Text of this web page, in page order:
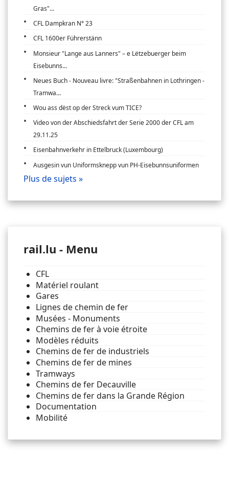
Gras"...
CFL Dampkran N° 23
CFL 1600er Führerstänn
Monsieur "Lange aus Lanners" – e Lëtzebuerger beim
Eisebunns...
Neues Buch - Nouveau livre: "Straßenbahnen in Lothringen -
Tramwa...
Wou ass dëst op der Streck vum TICE?
Video von der Abschiedsfahrt der Serie 2000 der CFL am
29.11.25
Eisenbahnverkehr in Ettelbruck (Luxembourg)
Ausgesin vun Uniformsknepp vun PH-Eisebunnsuniformen
Plus de sujets »
rail.lu - Menu
CFL
Matériel roulant
Gares
Lignes de chemin de fer
Musées - Monuments
Chemins de fer à voie étroite
Modèles réduits
Chemins de fer de industriels
Chemins de fer de mines
Tramways
Chemins de fer Decauville
Chemins de fer dans la Grande Région
Documentation
Mobilité